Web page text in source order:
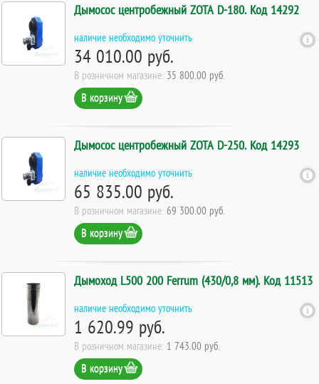
Дымосос центробежный ZOTA D-180. Код 14292
наличие необходимо уточнить
34 010.00 руб.
В розничном магазине: 35 800.00 руб.
В корзину
Дымосос центробежный ZOTA D-250. Код 14293
наличие необходимо уточнить
65 835.00 руб.
В розничном магазине: 69 300.00 руб.
В корзину
Дымоход L500 200 Ferrum (430/0,8 мм). Код 11513
наличие необходимо уточнить
1 620.99 руб.
В розничном магазине: 1 743.00 руб.
В корзину